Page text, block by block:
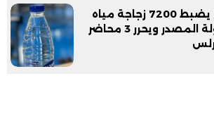
تموين بلطيم يضبط 7200 زجاجة مياه
معدنية مجهولة المصدر ويحرر 3 محاضر